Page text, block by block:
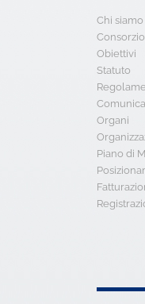
Chi siamo
Consorzio
Obiettivi
Statuto
Organi
Piano di